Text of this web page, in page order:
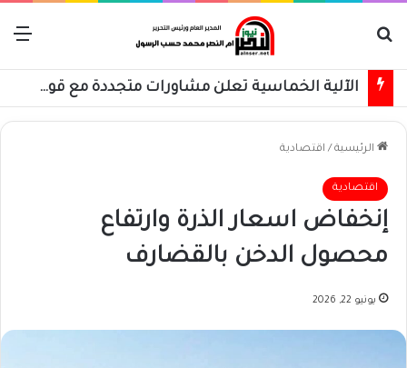
الآلية الخماسية تعلن مشاورات متجددة مع قوى وأطراف سودانية
الرئيسية / اقتصادية
اقتصادية
إنخفاض اسعار الذرة وارتفاع
محصول الدخن بالقضارف
يونيو 22, 2026